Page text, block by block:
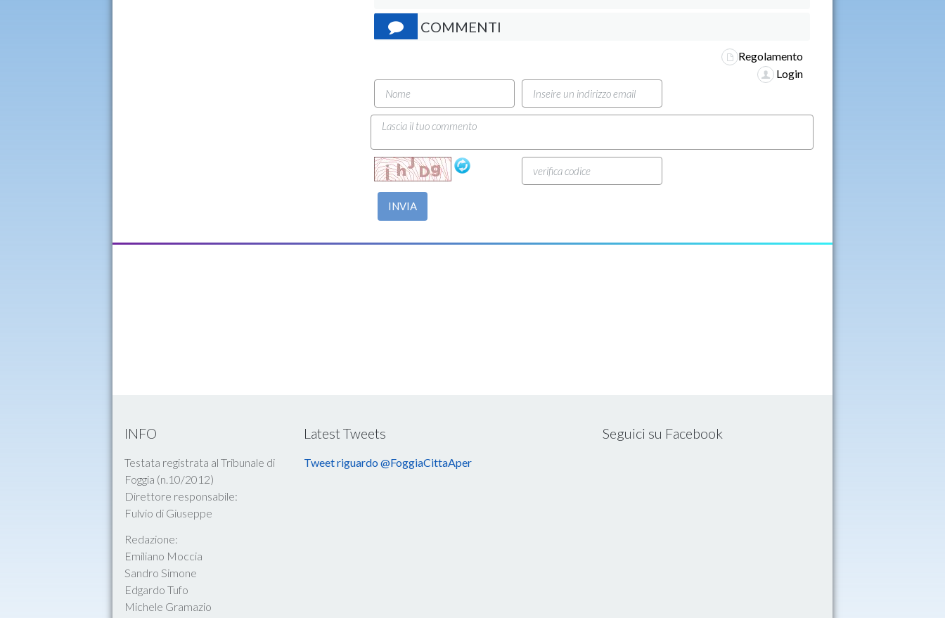
COMMENTI
Regolamento
Login
INVIA
INFO
Testata registrata al Tribunale di
Foggia (n.10/2012)
Direttore responsabile:
Fulvio di Giuseppe
Redazione:
Emiliano Moccia
Sandro Simone
Edgardo Tufo
Michele Gramazio
Latest Tweets
Tweet riguardo @FoggiaCittaAper
Seguici su Facebook